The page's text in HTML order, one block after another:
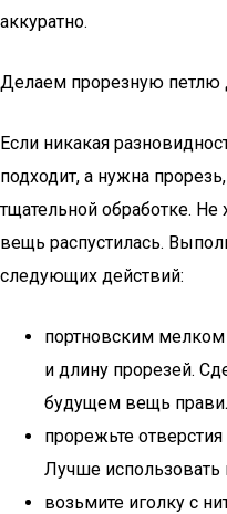
аккуратно.
Делаем прорезную петлю
Если никакая
подходит, а нужна
тщательной обработке.
вещь распустилась.
следующих действий:
портновским
и длину прорезей.
будущем вещь
прорежьте
Лучше
возьмите иголку с